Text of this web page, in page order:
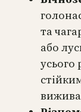
та
або
усього